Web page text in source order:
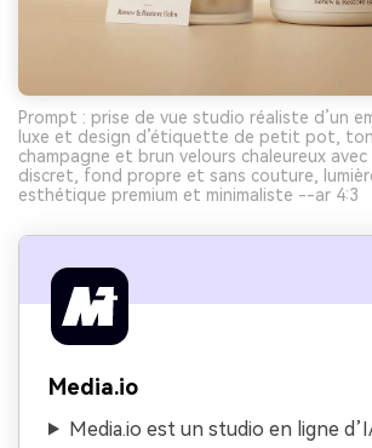
Prompt : prise de vue studio réaliste d’un
luxe et design d’étiquette de petit pot,
champagne et brun velours chaleureux
discret, fond propre et sans couture,
esthétique premium et minimaliste --ar 4:3
Media.io
Media.io est un studio en ligne